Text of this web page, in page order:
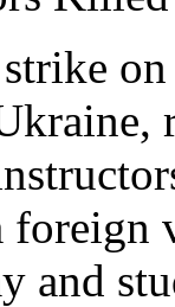
foreign
and